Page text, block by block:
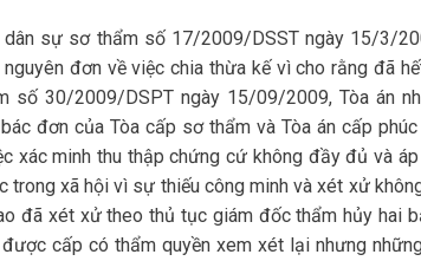
sự sơ thẩm số 17/2009/DSST ngày 15/3/
đơn về việc chia thừa kế vì cho rằng đã
số 30/2009/DSPT ngày 15/09/2009, Tòa án
đơn của Tòa cấp sơ thẩm và Tòa án cấp
xác minh thu thập chứng cứ không đầy đủ và
trong xã hội vì sự thiếu công minh và xét xử
đã xét xử theo thủ tục giám đốc thẩm hủy hai
cấp có thẩm quyền xem xét lại nhưng